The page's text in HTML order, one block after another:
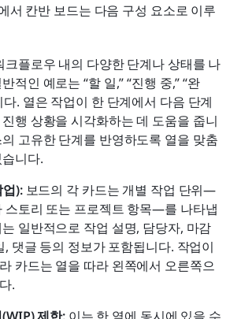
서 칸반 보드는 다음 구성 요소로 이루
크플로우 내의 다양한 단계나 상태를 나
적인 예로는 “할 일,” “진행 중,” “완
다. 열은 작업이 한 단계에서 다음 단계
행 상황을 시각화하는 데 도움을 줍니
고유한 단계를 반영하도록 열을 맞춤
니다.
): 보드의 각 카드는 개별 작업 단위—
스토리 또는 프로젝트 항목—를 나타냅
일반적으로 작업 설명, 담당자, 마감
, 댓글 등의 정보가 포함됩니다. 작업이
카드는 열을 따라 왼쪽에서 오른쪽으
.
제한: 이는 한 열에 동시에 있을 수